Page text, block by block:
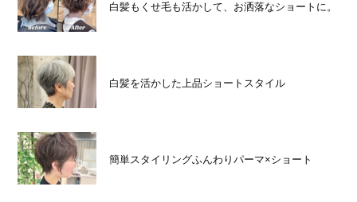
白髪もくせ毛も活かして、お洒落なショートに。
白髪を活かした上品ショートスタイル
簡単スタイリングふんわりパーマ×ショート